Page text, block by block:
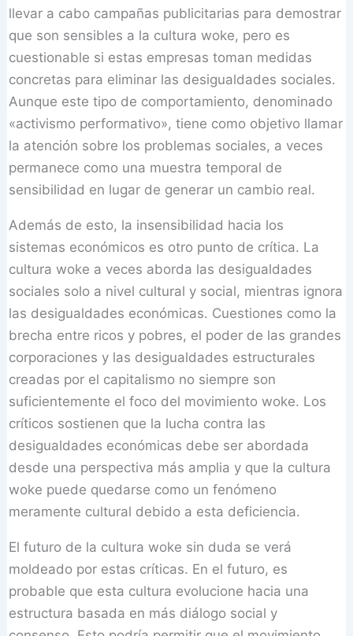
llevar a cabo campañas publicitarias para demostrar
que son sensibles a la cultura woke, pero es
cuestionable si estas empresas toman medidas
concretas para eliminar las desigualdades sociales.
Aunque este tipo de comportamiento, denominado
«activismo performativo», tiene como objetivo llamar
la atención sobre los problemas sociales, a veces
permanece como una muestra temporal de
sensibilidad en lugar de generar un cambio real.
Además de esto, la insensibilidad hacia los
sistemas económicos es otro punto de crítica. La
cultura woke a veces aborda las desigualdades
sociales solo a nivel cultural y social, mientras ignora
las desigualdades económicas. Cuestiones como la
brecha entre ricos y pobres, el poder de las grandes
corporaciones y las desigualdades estructurales
creadas por el capitalismo no siempre son
suficientemente el foco del movimiento woke. Los
críticos sostienen que la lucha contra las
desigualdades económicas debe ser abordada
desde una perspectiva más amplia y que la cultura
woke puede quedarse como un fenómeno
meramente cultural debido a esta deficiencia.
El futuro de la cultura woke sin duda se verá
moldeado por estas críticas. En el futuro, es
probable que esta cultura evolucione hacia una
estructura basada en más diálogo social y